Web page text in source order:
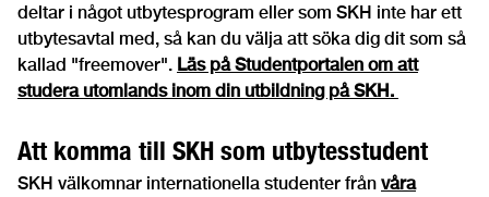
deltar i något utbytesprogram eller som SKH inte har ett
utbytesavtal med, så kan du välja att söka dig dit som så
kallad "freemover". Läs på Studentportalen om att
studera utomlands inom din utbildning på SKH.
Att komma till SKH som utbytesstudent
SKH välkomnar internationella studenter från våra